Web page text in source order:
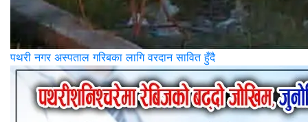
पथरी नगर अस्पताल गरिबका लागि वरदान सावित हुँदै